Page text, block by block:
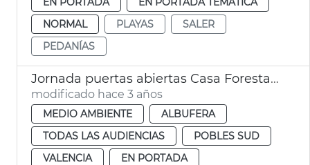
NORMAL
PLAYAS
SALER
PEDANÍAS
Jornada puertas abiertas Casa Forestal Saler
modificado hace 3 años
MEDIO AMBIENTE
ALBUFERA
TODAS LAS AUDIENCIAS
POBLES SUD
VALENCIA
EN PORTADA